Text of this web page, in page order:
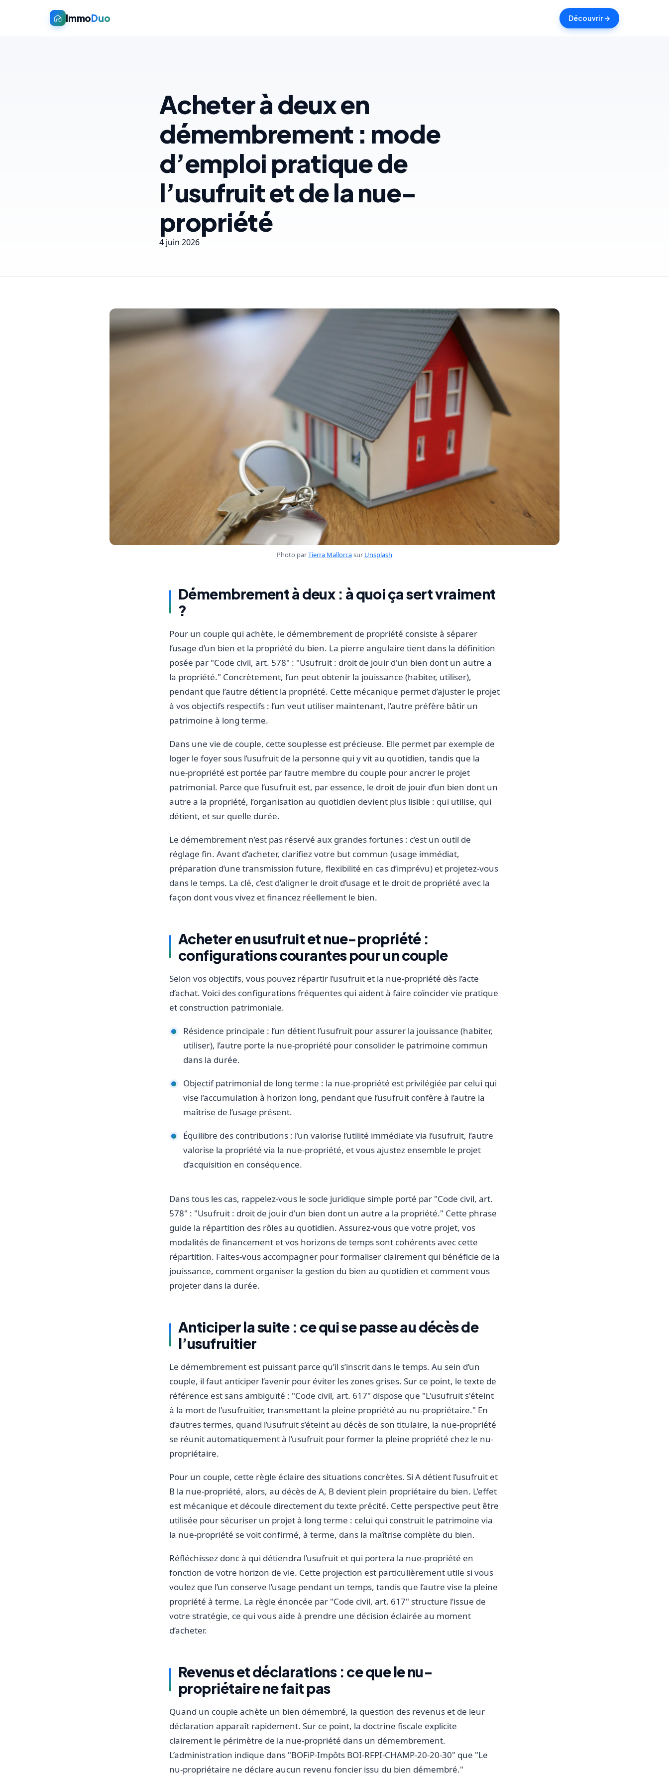
ImmoDuo Découvrir →
Acheter à deux en
démembrement : mode
d’emploi pratique de
l’usufruit et de la nue-
propriété
4 juin 2026
Photo parTierra Mallorcasur Unsplash
Démembrement à deux : à quoi ça sert vraiment
?
Pour un couple qui achète, le démembrement de propriété consiste à séparer
l’usage d’un bien et la propriété du bien. La pierre angulaire tient dans la définition
posée par "Code civil, art. 578" : "Usufruit : droit de jouir d'un bien dont un autre a
la propriété." Concrètement, l’un peut obtenir la jouissance (habiter, utiliser),
pendant que l’autre détient la propriété. Cette mécanique permet d’ajuster le projet
à vos objectifs respectifs : l’un veut utiliser maintenant, l’autre préfère bâtir un
patrimoine à long terme.
Dans une vie de couple, cette souplesse est précieuse. Elle permet par exemple de
loger le foyer sous l’usufruit de la personne qui y vit au quotidien, tandis que la
nue-propriété est portée par l’autre membre du couple pour ancrer le projet
patrimonial. Parce que l’usufruit est, par essence, le droit de jouir d’un bien dont un
autre a la propriété, l’organisation au quotidien devient plus lisible : qui utilise, qui
détient, et sur quelle durée.
Le démembrement n’est pas réservé aux grandes fortunes : c’est un outil de
réglage fin. Avant d’acheter, clarifiez votre but commun (usage immédiat,
préparation d’une transmission future, flexibilité en cas d’imprévu) et projetez-vous
dans le temps. La clé, c’est d’aligner le droit d’usage et le droit de propriété avec la
façon dont vous vivez et financez réellement le bien.
Acheter en usufruit et nue-propriété :
configurations courantes pour un couple
Selon vos objectifs, vous pouvez répartir l’usufruit et la nue-propriété dès l’acte
d’achat. Voici des configurations fréquentes qui aident à faire coïncider vie pratique
et construction patrimoniale.
Résidence principale : l’un détient l’usufruit pour assurer la jouissance (habiter,
utiliser), l’autre porte la nue-propriété pour consolider le patrimoine commun
dans la durée.
Objectif patrimonial de long terme : la nue-propriété est privilégiée par celui qui
vise l’accumulation à horizon long, pendant que l’usufruit confère à l’autre la
maîtrise de l’usage présent.
Équilibre des contributions : l’un valorise l’utilité immédiate via l’usufruit, l’autre
valorise la propriété via la nue-propriété, et vous ajustez ensemble le projet
d’acquisition en conséquence.
Dans tous les cas, rappelez-vous le socle juridique simple porté par "Code civil, art.
578" : "Usufruit : droit de jouir d'un bien dont un autre a la propriété." Cette phrase
guide la répartition des rôles au quotidien. Assurez-vous que votre projet, vos
modalités de financement et vos horizons de temps sont cohérents avec cette
répartition. Faites-vous accompagner pour formaliser clairement qui bénéficie de la
jouissance, comment organiser la gestion du bien au quotidien et comment vous
projeter dans la durée.
Anticiper la suite : ce qui se passe au décès de
l’usufruitier
Le démembrement est puissant parce qu’il s’inscrit dans le temps. Au sein d’un
couple, il faut anticiper l’avenir pour éviter les zones grises. Sur ce point, le texte de
référence est sans ambiguïté : "Code civil, art. 617" dispose que "L'usufruit s'éteint
à la mort de l'usufruitier, transmettant la pleine propriété au nu-propriétaire." En
d’autres termes, quand l’usufruit s’éteint au décès de son titulaire, la nue-propriété
se réunit automatiquement à l’usufruit pour former la pleine propriété chez le nu-
propriétaire.
Pour un couple, cette règle éclaire des situations concrètes. Si A détient l’usufruit et
B la nue-propriété, alors, au décès de A, B devient plein propriétaire du bien. L’effet
est mécanique et découle directement du texte précité. Cette perspective peut être
utilisée pour sécuriser un projet à long terme : celui qui construit le patrimoine via
la nue-propriété se voit confirmé, à terme, dans la maîtrise complète du bien.
Réfléchissez donc à qui détiendra l’usufruit et qui portera la nue-propriété en
fonction de votre horizon de vie. Cette projection est particulièrement utile si vous
voulez que l’un conserve l’usage pendant un temps, tandis que l’autre vise la pleine
propriété à terme. La règle énoncée par "Code civil, art. 617" structure l’issue de
votre stratégie, ce qui vous aide à prendre une décision éclairée au moment
d’acheter.
Revenus et déclarations : ce que le nu-
propriétaire ne fait pas
Quand un couple achète un bien démembré, la question des revenus et de leur
déclaration apparaît rapidement. Sur ce point, la doctrine fiscale explicite
clairement le périmètre de la nue-propriété dans un démembrement.
L’administration indique dans "BOFiP-Impôts BOI-RFPI-CHAMP-20-20-30" que "Le
nu-propriétaire ne déclare aucun revenu foncier issu du bien démembré."